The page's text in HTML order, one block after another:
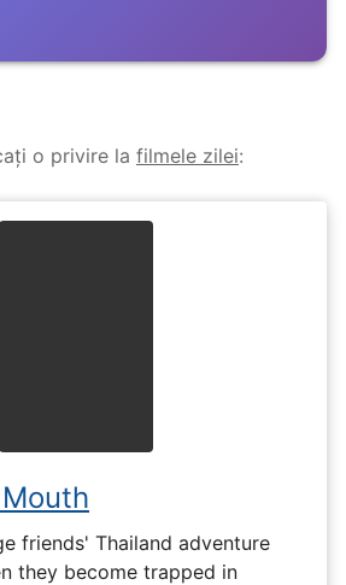
o privire la filmele zilei:
friends' Thailand adventure
they become trapped in